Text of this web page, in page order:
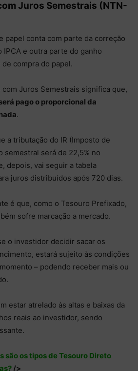
Juros Semestrais (NTN-
papel conta com parte da correção
IPCA e outra parte do ganho
compra do papel.
Juros Semestrais significa que,
pago o proporcional da
.
a tributação do IR (Imposto de
semestral será de 22,5% no
depois, vai seguir a tabela
juros distribuídos após 720 dias.
é que, como o Tesouro Prefixado,
sofre marcação a mercado.
o investidor decidir sacar os
estará sujeito às condições
– podendo receber mais ou
estar atrelado às altas e baixas da
reais ao investidor, sendo
são os tipos de Tesouro Direto
/>